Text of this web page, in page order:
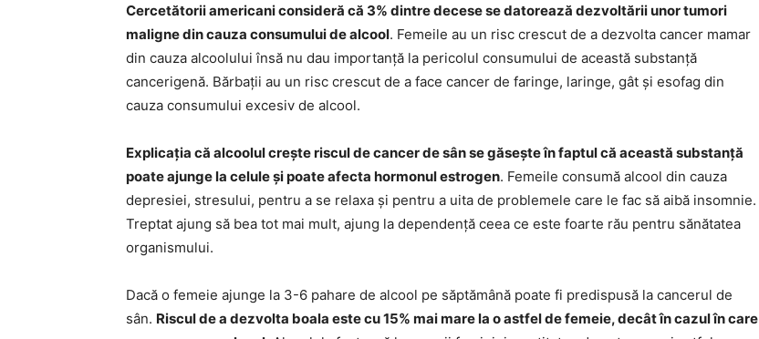
Cercetătorii americani consideră că 3% dintre decese se datorează dezvoltării unor tumori
maligne din cauza consumului de alcool. Femeile au un risc crescut de a dezvolta cancer mamar
din cauza alcoolului însă nu dau importanță la pericolul consumului de această substanță
cancerigenă. Bărbații au un risc crescut de a face cancer de faringe, laringe, gât și esofag din
cauza consumului excesiv de alcool.
Explicația că alcoolul crește riscul de cancer de sân se găsește în faptul că această substanță
poate ajunge la celule și poate afecta hormonul estrogen. Femeile consumă alcool din cauza
depresiei, stresului, pentru a se relaxa și pentru a uita de problemele care le fac să aibă insomnie.
Treptat ajung să bea tot mai mult, ajung la dependență ceea ce este foarte rău pentru sănătatea
organismului.
Dacă o femeie ajunge la 3-6 pahare de alcool pe săptămână poate fi predispusă la cancerul de
sân. Riscul de a dezvolta boala este cu 15% mai mare la o astfel de femeie, decât în cazul în care